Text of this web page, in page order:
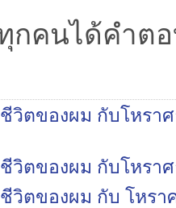
กคนได้คำต
ชีวิตของผม กับโหรา
ชีวิตของผม กับโหรา
ชีวิตของผม กับ โหร